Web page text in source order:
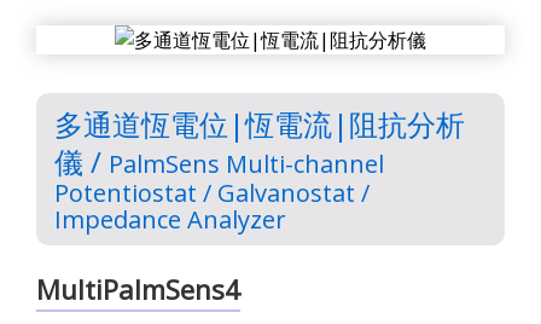
多通道恆電位|恆電流|阻抗分析
儀 / PalmSens Multi-channel
Potentiostat / Galvanostat /
Impedance Analyzer
MultiPalmSens4